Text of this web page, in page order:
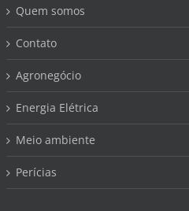
Quem somos
Contato
Agronegócio
Energia Elétrica
Meio ambiente
Perícias